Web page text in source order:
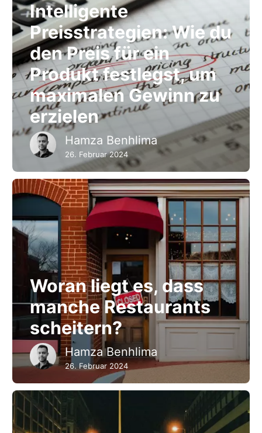
Intelligente
Preisstrategien: Wie du
den Preis für ein
Produkt festlegst, um
maximalen Gewinn zu
erzielen
Hamza Benhlima
26. Februar 2024
Woran liegt es, dass
manche Restaurants
scheitern?
Hamza Benhlima
26. Februar 2024